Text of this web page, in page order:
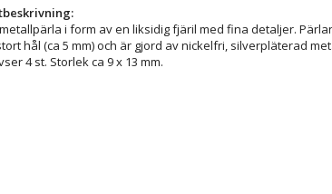
i form av en liksidig fjäril med fina detaljer.
hål (ca 5 mm) och är gjord av nickelfri, silverpläterad
4 st. Storlek ca 9 x 13 mm.